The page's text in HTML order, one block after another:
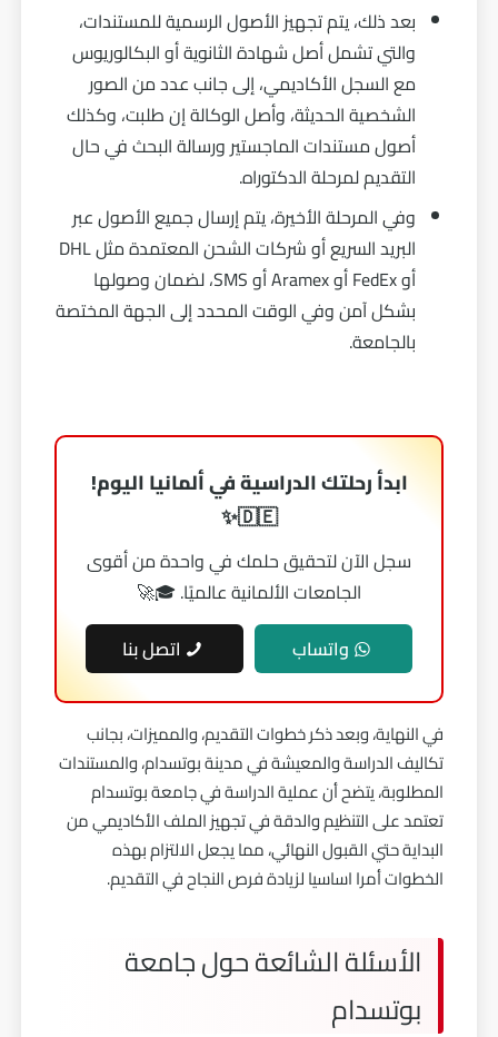
بعد ذلك، يتم تجهيز الأصول الرسمية للمستندات،
والتي تشمل أصل شهادة الثانوية أو البكالوريوس
مع السجل الأكاديمي، إلى جانب عدد من الصور
الشخصية الحديثة، وأصل الوكالة إن طلبت، وكذلك
أصول مستندات الماجستير ورسالة البحث في حال
التقديم لمرحلة الدكتوراه.
وفي المرحلة الأخيرة، يتم إرسال جميع الأصول عبر
البريد السريع أو شركات الشحن المعتمدة مثل DHL
أو FedEx أو Aramex أو SMS، لضمان وصولها
بشكل آمن وفي الوقت المحدد إلى الجهة المختصة
بالجامعة.
ابدأ رحلتك الدراسية في ألمانيا اليوم!
🇩🇪✨
سجل الآن لتحقيق حلمك في واحدة من أقوى
الجامعات الألمانية عالميًا. 🎓🚀
واتساب
اتصل بنا
في النهاية، وبعد ذكر خطوات التقديم، والمميزات، بجانب
تكاليف الدراسة والمعيشة في مدينة بوتسدام، والمستندات
المطلوبة، يتضح أن عملية الدراسة في جامعة بوتسدام
تعتمد على التنظيم والدقة في تجهيز الملف الأكاديمي من
البداية حتي القبول النهائي، مما يجعل الالتزام بهذه
الخطوات أمرا اساسيا لزيادة فرص النجاح في التقديم.
الأسئلة الشائعة حول جامعة
بوتسدام